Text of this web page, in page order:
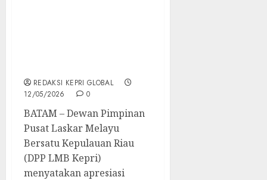
REDAKSI KEPRI GLOBAL
12/05/2026
0
BATAM – Dewan Pimpinan
Pusat Laskar Melayu
Bersatu Kepulauan Riau
(DPP LMB Kepri)
menyatakan apresiasi